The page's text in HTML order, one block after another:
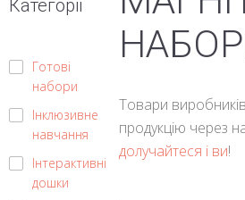
Категорії
Готові
набори
Інклюзивне
навчання
Інтерактивні
дошки
Товари
продукцію через
долучайтеся і ви!